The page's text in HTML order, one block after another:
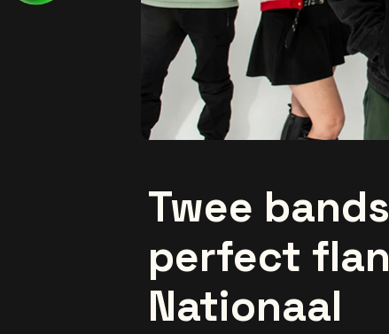
Twee
perfect
Nationaal